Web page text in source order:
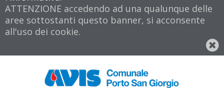
ATTENZIONE accedendo ad una qualunque delle
aree sottostanti questo banner, si acconsente
all'uso dei cookie.